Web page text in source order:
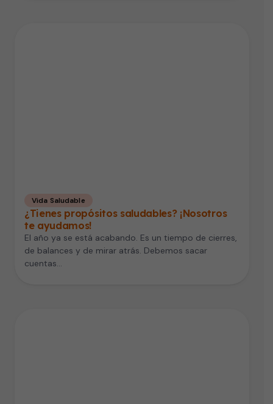
Vida Saludable
¿Tienes propósitos saludables? ¡Nosotros
te ayudamos!
El año ya se está acabando. Es un tiempo de cierres,
de balances y de mirar atrás. Debemos sacar
cuentas…